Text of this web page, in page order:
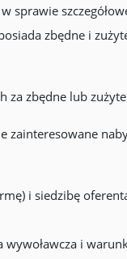
sprawie
zbędne i
zbędne lub
zainteresowane
i siedzibę
i